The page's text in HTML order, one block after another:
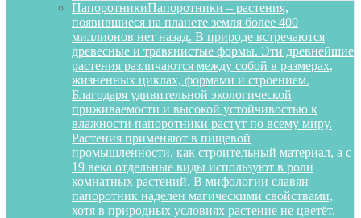
ПапоротникиПапоротники – растения,
появившиеся на планете земля более 400
миллионов нет назад. В природе встречаются
древесные и травянистые формы. Эти древнейшие
растения различаются между собой в размерах,
жизненных циклах, формами и строением.
Благодаря удивительной экологической
приживаемости и высокой устойчивостью к
влажности папоротники растут по всему миру.
Растения применяют в пищевой
промышленности, как строительный материал, а с
19 века отдельные виды используют в роли
комнатных растений. В мифологии славян
папоротник наделен магическими свойствами,
хотя в природных условиях растение не цветёт.